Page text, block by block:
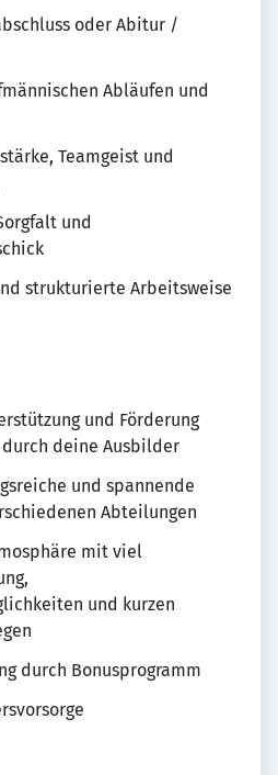
oder Abitur /
Abläufen und
Teamgeist und
und
strukturierte Arbeitsweise
und Förderung
deine Ausbilder
und spannende
Abteilungen
mit viel
und kurzen
durch Bonusprogramm